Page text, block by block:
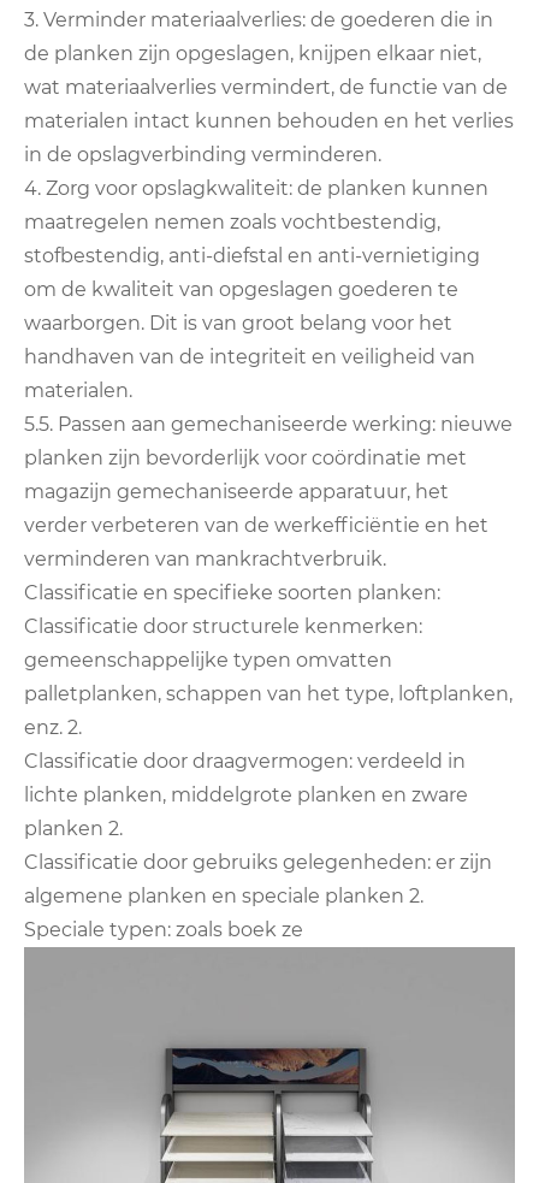
3. Verminder materiaalverlies: de goederen die in
de planken zijn opgeslagen, knijpen elkaar niet,
wat materiaalverlies vermindert, de functie van de
materialen intact kunnen behouden en het verlies
in de opslagverbinding verminderen.
4. Zorg voor opslagkwaliteit: de planken kunnen
maatregelen nemen zoals vochtbestendig,
stofbestendig, anti-diefstal en anti-vernietiging
om de kwaliteit van opgeslagen goederen te
waarborgen. Dit is van groot belang voor het
handhaven van de integriteit en veiligheid van
materialen.
5.5. Passen aan gemechaniseerde werking: nieuwe
planken zijn bevorderlijk voor coördinatie met
magazijn gemechaniseerde apparatuur, het
verder verbeteren van de werkefficiëntie en het
verminderen van mankrachtverbruik.
Classificatie en specifieke soorten planken:
Classificatie door structurele kenmerken:
gemeenschappelijke typen omvatten
palletplanken, schappen van het type, loftplanken,
enz. 2.
Classificatie door draagvermogen: verdeeld in
lichte planken, middelgrote planken en zware
planken 2.
Classificatie door gebruiks gelegenheden: er zijn
algemene planken en speciale planken 2.
Speciale typen: zoals boek ze